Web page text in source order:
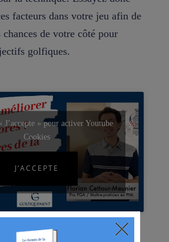
facteurs dans votre jeu afin de
de votre côté pour
golfiques.
J’accepte » pour activer Youtube
Cookies
J’ACCEPTE